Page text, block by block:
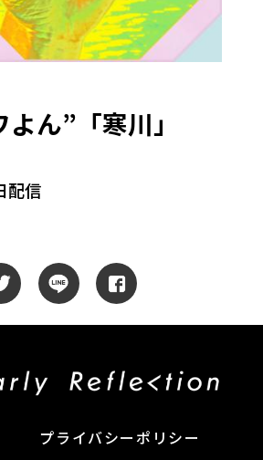
ん”「寒川」
配信
プライバシーポリシー